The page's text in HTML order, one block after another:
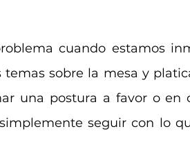
cuando estamos
sobre la mesa y
una postura a favor o en
seguir con lo